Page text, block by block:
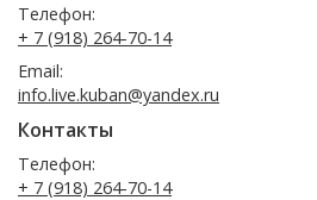
Телефон:
+ 7 (918) 264-70-14
Email:
info.live.kuban@yandex.ru
Контакты
Телефон:
+ 7 (918) 264-70-14